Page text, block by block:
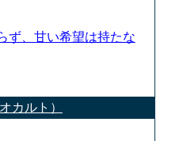
ず、甘い希望は持たな
カルト）